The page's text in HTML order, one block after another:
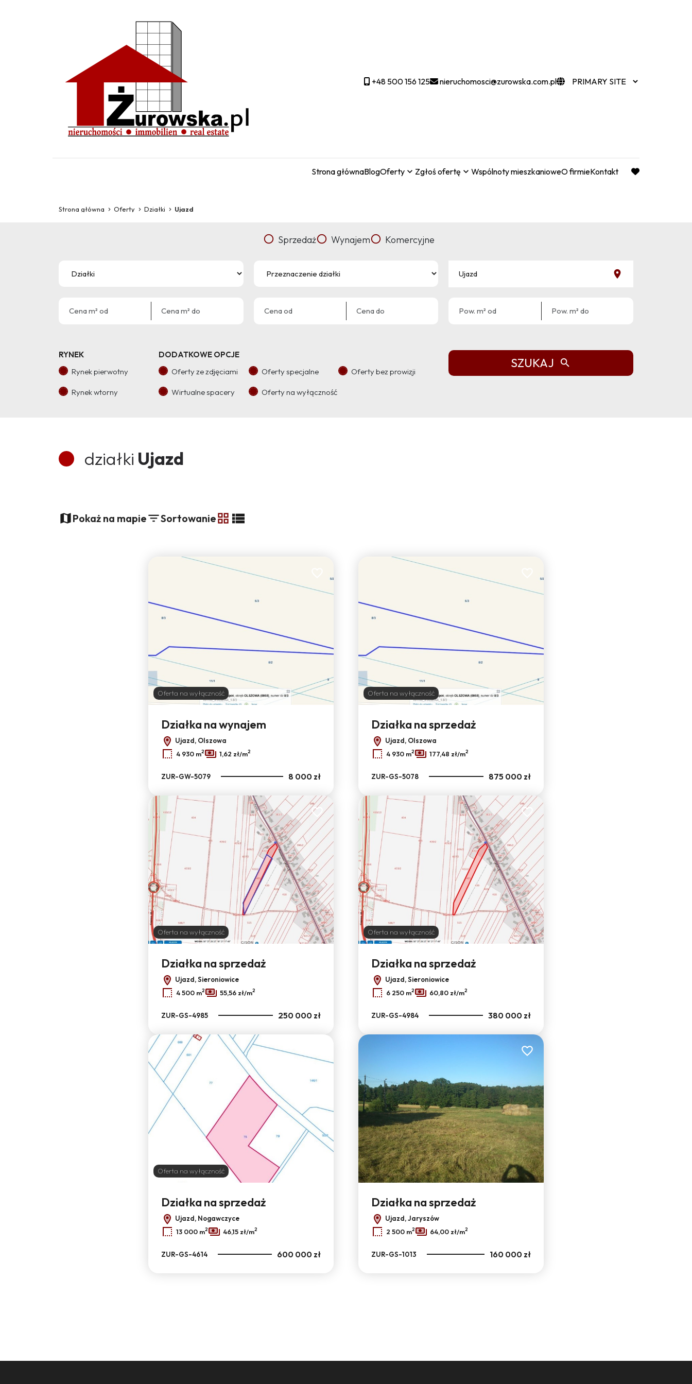
+48 500 156 125 nieruchomosci@zurowska.com.pl
Strona głównaBlogOferty Zgłoś ofertę Wspólnoty mieszkanioweO firmieKontakt
favorite
Strona główna Oferty Działki Ujazd
Sprzedaż Wynajem Komercyjne
RYNEK
Rynek pierwotny
Rynek wtorny
DODATKOWE OPCJE
Oferty ze zdjęciami
Oferty specjalne Oferty bez prowizji
Wirtualne spacery Oferty na wyłączność
SZUKAJ
działki Ujazd
−Pokaż na mapie Sortowanie
tabela
lista
Oferta na wyłączność
Dodaj do ulubionych
Działka na wynajem
Ujazd, Olszowa
4 930 m2 1,62 zł/m2
ZUR-GW-5079 8 000 zł
Oferta na wyłączność
Dodaj do ulubionych
Działka na sprzedaż
Ujazd, Olszowa
4 930 m2 177,48 zł/m2
ZUR-GS-5078 875 000 zł
Oferta na wyłączność
Dodaj do ulubionych
Działka na sprzedaż
Ujazd, Sieroniowice
4 500 m2 55,56 zł/m2
ZUR-GS-4985 250 000 zł
Oferta na wyłączność
Dodaj do ulubionych
Działka na sprzedaż
Ujazd, Sieroniowice
6 250 m2 60,80 zł/m2
ZUR-GS-4984 380 000 zł
Oferta na wyłączność
Działka na sprzedaż
Ujazd, Nogawczyce
13 000 m2 46,15 zł/m2
ZUR-GS-4614 600 000 zł
Dodaj do ulubionych
Działka na sprzedaż
Ujazd, Jaryszów
2 500 m2 64,00 zł/m2
ZUR-GS-1013 160 000 zł